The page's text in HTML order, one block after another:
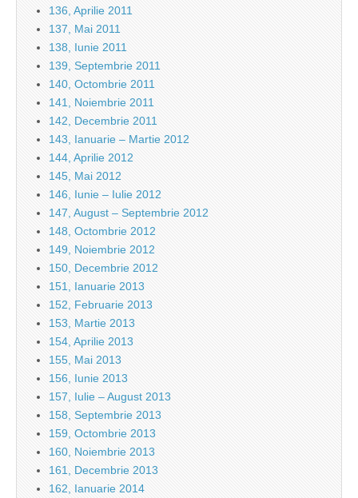
136, Aprilie 2011
137, Mai 2011
138, Iunie 2011
139, Septembrie 2011
140, Octombrie 2011
141, Noiembrie 2011
142, Decembrie 2011
143, Ianuarie – Martie 2012
144, Aprilie 2012
145, Mai 2012
146, Iunie – Iulie 2012
147, August – Septembrie 2012
148, Octombrie 2012
149, Noiembrie 2012
150, Decembrie 2012
151, Ianuarie 2013
152, Februarie 2013
153, Martie 2013
154, Aprilie 2013
155, Mai 2013
156, Iunie 2013
157, Iulie – August 2013
158, Septembrie 2013
159, Octombrie 2013
160, Noiembrie 2013
161, Decembrie 2013
162, Ianuarie 2014